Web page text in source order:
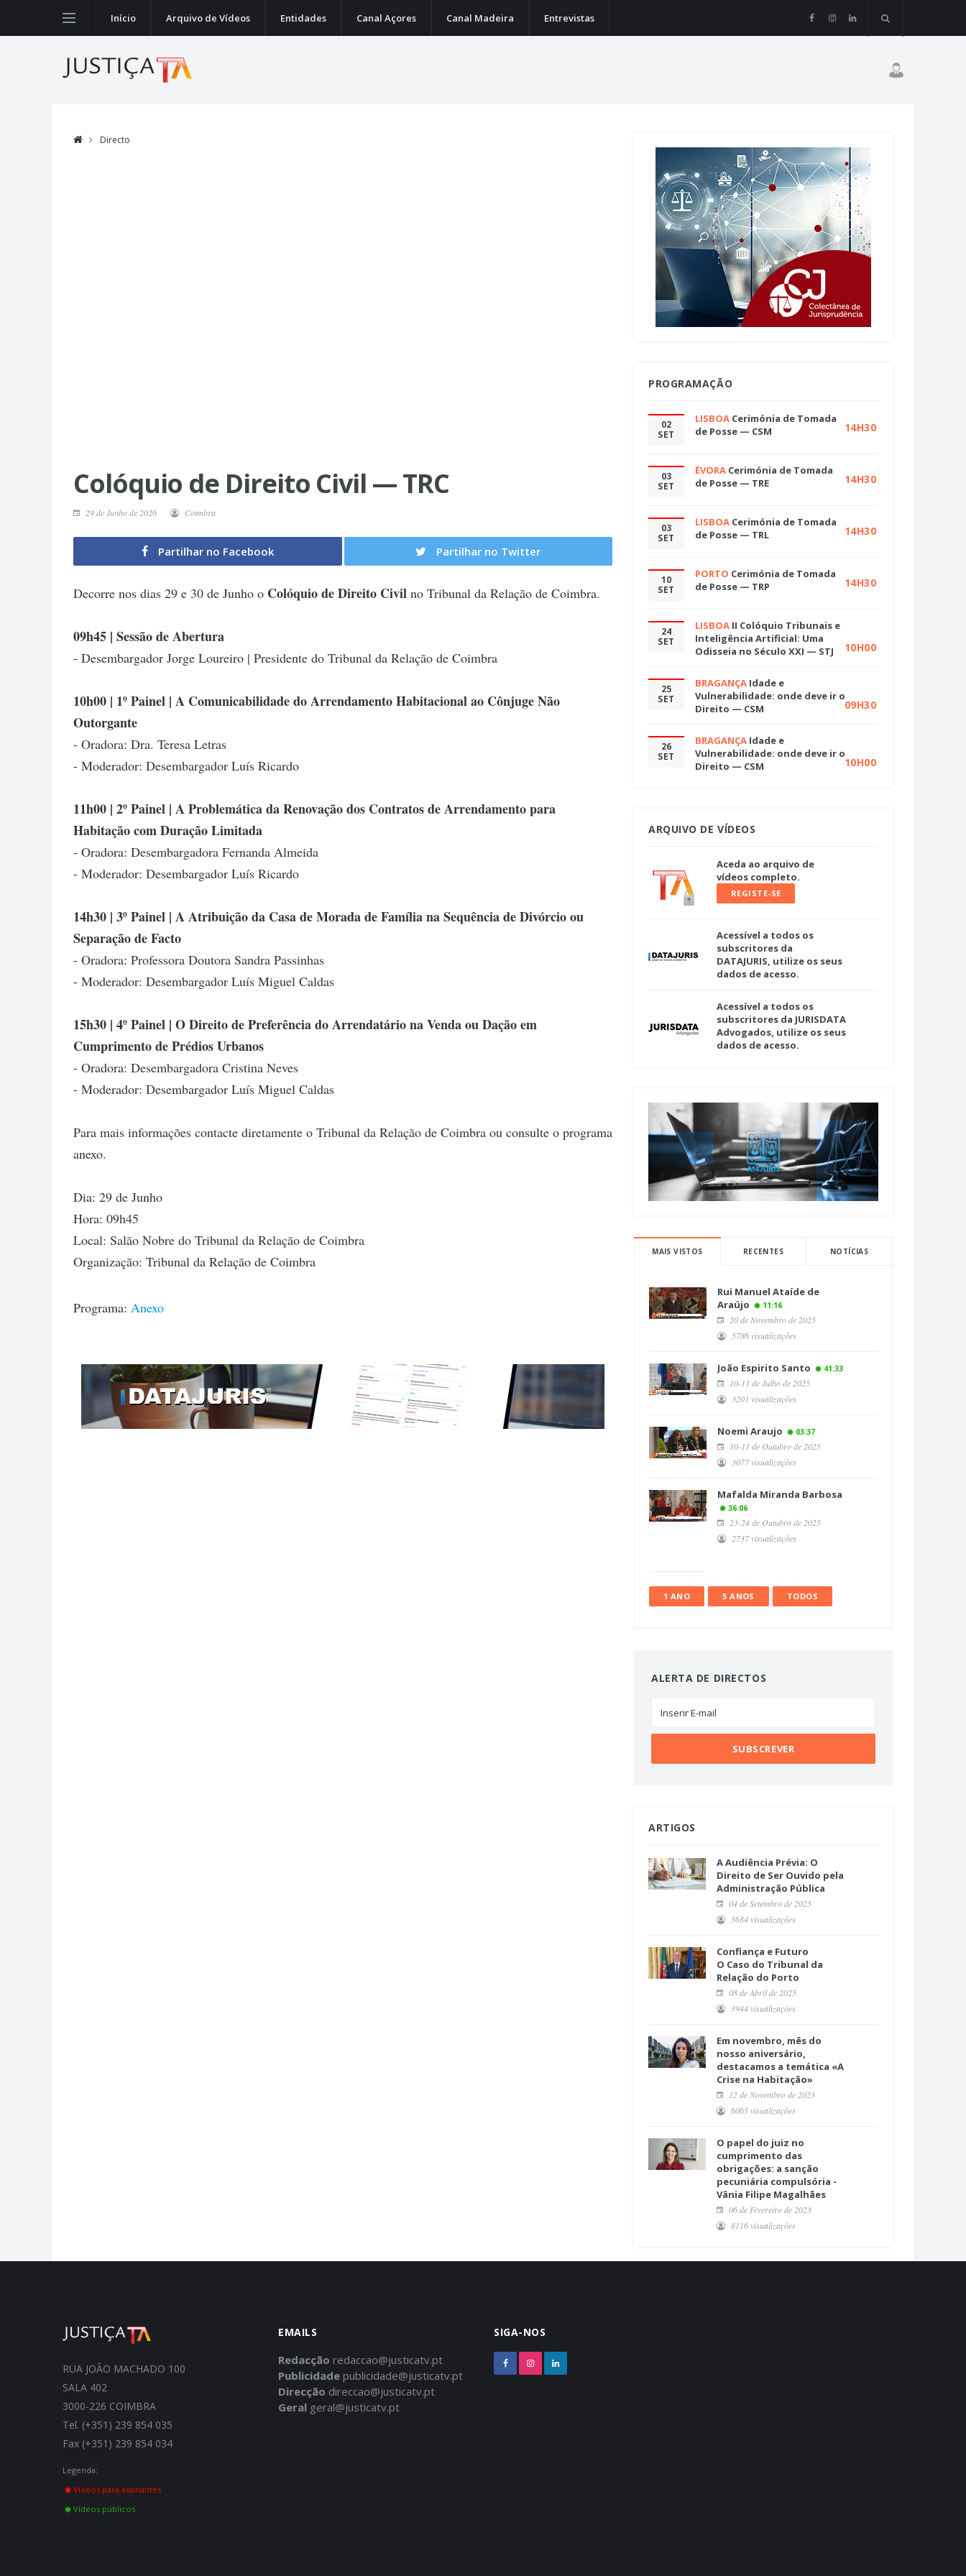
Início Arquivo de Vídeos Entidades Canal Açores Canal Madeira Entrevistas
Directo
Colóquio de Direito Civil — TRC
29 de Junho de 2026 Coimbra
Partilhar no Facebook Partilhar no Twitter
Decorre nos dias 29 e 30 de Junho o Colóquio de Direito Civil no Tribunal da Relação de Coimbra.
09h45 | Sessão de Abertura
- Desembargador Jorge Loureiro | Presidente do Tribunal da Relação de Coimbra
10h00 | 1º Painel | A Comunicabilidade do Arrendamento Habitacional ao Cônjuge Não
Outorgante
- Oradora: Dra. Teresa Letras
- Moderador: Desembargador Luís Ricardo
11h00 | 2º Painel | A Problemática da Renovação dos Contratos de Arrendamento para
Habitação com Duração Limitada
- Oradora: Desembargadora Fernanda Almeida
- Moderador: Desembargador Luís Ricardo
14h30 | 3º Painel | A Atribuição da Casa de Morada de Família na Sequência de Divórcio ou
Separação de Facto
- Oradora: Professora Doutora Sandra Passinhas
- Moderador: Desembargador Luís Miguel Caldas
15h30 | 4º Painel | O Direito de Preferência do Arrendatário na Venda ou Dação em
Cumprimento de Prédios Urbanos
- Oradora: Desembargadora Cristina Neves
- Moderador: Desembargador Luís Miguel Caldas
Para mais informações contacte diretamente o Tribunal da Relação de Coimbra ou consulte o programa
anexo.
Dia: 29 de Junho
Hora: 09h45
Local: Salão Nobre do Tribunal da Relação de Coimbra
Organização: Tribunal da Relação de Coimbra
Programa: Anexo
PROGRAMAÇÃO
02
SET
LISBOA Cerimónia de Tomada
de Posse — CSM
14H30
03
SET
ÉVORA Cerimónia de Tomada
de Posse — TRE
14H30
03
SET
LISBOA Cerimónia de Tomada
de Posse — TRL
14H30
10
SET
PORTO Cerimónia de Tomada
de Posse — TRP
14H30
24
SET
LISBOA II Colóquio Tribunais e
Inteligência Artificial: Uma
Odisseia no Século XXI — STJ
10H00
25
SET
BRAGANÇA Idade e
Vulnerabilidade: onde deve ir o
Direito — CSM
09H30
26
SET
BRAGANÇA Idade e
Vulnerabilidade: onde deve ir o
Direito — CSM
10H00
ARQUIVO DE VÍDEOS
Aceda ao arquivo de
vídeos completo.
REGISTE-SE
Acessível a todos os
subscritores da
DATAJURIS, utilize os seus
dados de acesso.
Acessível a todos os
subscritores da JURISDATA
Advogados, utilize os seus
dados de acesso.
MAIS VISTOS RECENTES NOTÍCIAS
Rui Manuel Ataíde de
Araújo
11:16
20 de Novembro de 2025
5786 visualizações
João Espirito Santo 41:33
10-11 de Julho de 2025
3201 visualizações
Noemi Araujo 03:37
10-11 de Outubro de 2025
3077 visualizações
Mafalda Miranda Barbosa
36:06
23-24 de Outubro de 2025
2737 visualizações
1 ANO 5 ANOS TODOS
ALERTA DE DIRECTOS
ARTIGOS
A Audiência Prévia: O
Direito de Ser Ouvido pela
Administração Pública
04 de Setembro de 2025
5684 visualizações
Confiança e Futuro
O Caso do Tribunal da
Relação do Porto
08 de Abril de 2025
3944 visualizações
Em novembro, mês do
nosso aniversário,
destacamos a temática «A
Crise na Habitação»
12 de Novembro de 2023
6065 visualizações
O papel do juiz no
cumprimento das
obrigações: a sanção
pecuniária compulsória -
Vânia Filipe Magalhães
06 de Fevereiro de 2023
8116 visualizações
RUA JOÃO MACHADO 100
SALA 402
3000-226 COIMBRA
Tel. (+351) 239 854 035
Fax (+351) 239 854 034
Legenda:
Vídeos para assinantes
Vídeos públicos
EMAILS
Redacção redaccao@justicatv.pt
Publicidade publicidade@justicatv.pt
Direcção direccao@justicatv.pt
Geral geral@justicatv.pt
SIGA-NOS